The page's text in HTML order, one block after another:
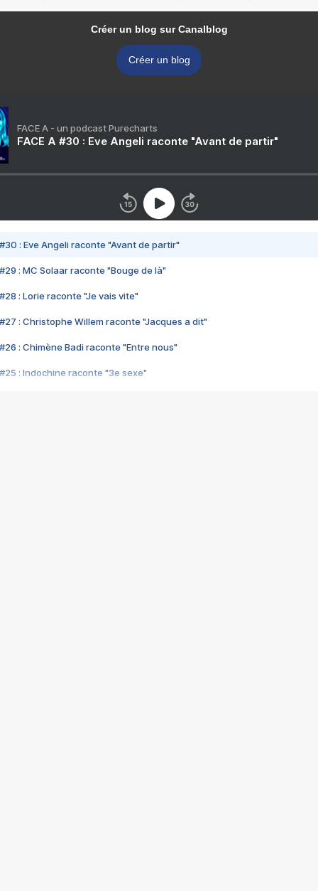
Créer un blog sur Canalblog
Créer un blog
FACE A - un podcast Purecharts
FACE A #30 : Eve Angeli raconte "Avant de partir"
#30 : Eve Angeli raconte "Avant de partir"
#29 : MC Solaar raconte "Bouge de là"
#28 : Lorie raconte "Je vais vite"
#27 : Christophe Willem raconte "Jacques a dit"
#26 : Chimène Badi raconte "Entre nous"
#25 : Indochine raconte "3e sexe"